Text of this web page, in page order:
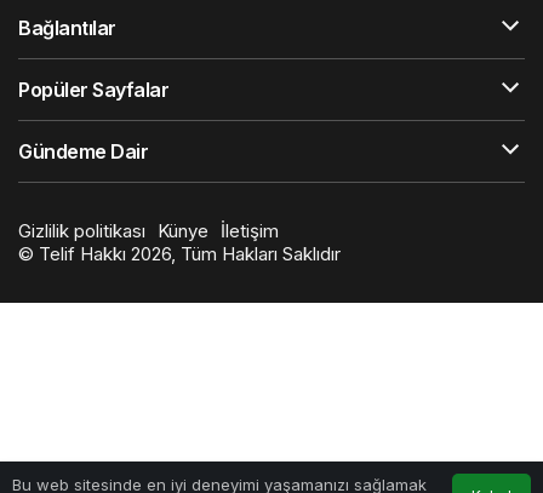
Bu web sitesinde en iyi deneyimi yaşamanızı sağlamak
Bağlantılar
Popüler Sayfalar
Gündeme Dair
Gizlilik politikası Künye
İletişim
© Telif Hakkı 2026, Tüm Hakları Saklıdır